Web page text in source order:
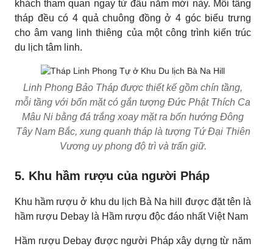
khách tham quan ngay từ đầu năm mới này. Mỗi tầng
tháp đều có 4 quả chuông đồng ở 4 góc biểu trưng
cho âm vang linh thiêng của một công trình kiến trúc
du lịch tâm linh.
Linh Phong Bảo Tháp được thiết kế gồm chín tầng,
mỗi tầng với bốn mặt có gắn tượng Đức Phật Thích Ca
Mâu Ni bằng đá trắng xoay mặt ra bốn hướng Đông
Tây Nam Bắc, xung quanh tháp là tượng Tứ Đại Thiên
Vương uy phong độ trì và trấn giữ.
5. Khu hầm rượu của người Pháp
Khu hầm rượu ở khu du lịch Bà Na hill được đặt tên là
hầm rượu Debay là Hầm rượu độc đáo nhất Việt Nam
Hầm rượu Debay được người Pháp xây dựng từ năm